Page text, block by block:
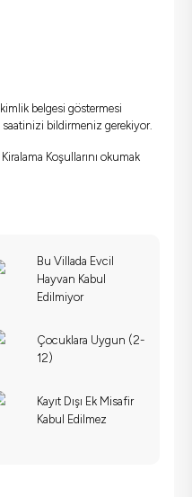
belgesi göstermesi
saatinizi bildirmeniz gerekiyor.
Koşullarını okumak
Bu Villada Evcil
Hayvan Kabul
Edilmiyor
Çocuklara Uygun (2-
12)
Kayıt Dışı Ek Misafir
Kabul Edilmez